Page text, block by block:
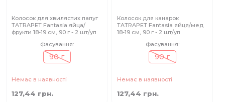
Колосок для хвилястих папуг
TATRAPET Fantasia яйца/
фрукти 18-19 см, 90 г - 2 шт/уп
Фасування:
90 г
Немає в наявності
127,44 грн.
Колосок для канарок
TATRAPET Fantasia яйця/мед
18-19 см, 90 г - 2 шт/уп
Фасування:
90 г
Немає в наявності
127,44 грн.